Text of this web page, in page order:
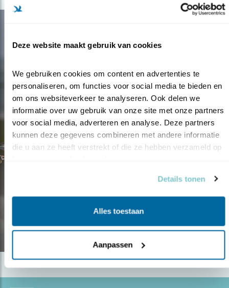
Deze website maakt gebruik van cookies
We gebruiken cookies om content en advertenties te
personaliseren, om functies voor social media te bieden en
om ons websiteverkeer te analyseren. Ook delen we
informatie over uw gebruik van onze site met onze partners
voor social media, adverteren en analyse. Deze partners
kunnen deze gegevens combineren met andere informatie
die u aan ze heeft verstrekt of die ze hebben verzameld op
Details tonen
Alles toestaan
Aanpassen
VEEL PLEZIER MET DE
29.05.19